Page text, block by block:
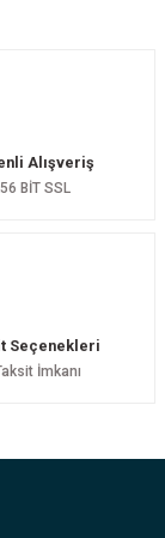
Alışveriş
BİT SSL
Seçenekleri
İmkanı